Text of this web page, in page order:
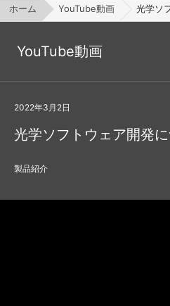
ホーム YouTube動画 光学ソ
YouTube動画
光学ソフトウェア開発
製品紹介
2022年3月2日